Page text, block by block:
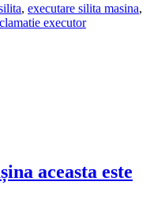
, executare silita masina,
executor
aceasta este